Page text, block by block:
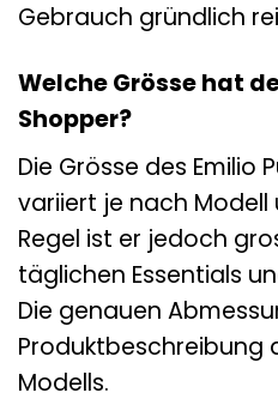
Gebrauch gründlich
Welche Grösse hat
Shopper?
Die Grösse des Emilio
variiert je nach Modell
Regel ist er jedoch
täglichen Essentials
Die genauen
Produktbeschreibung
Modells.